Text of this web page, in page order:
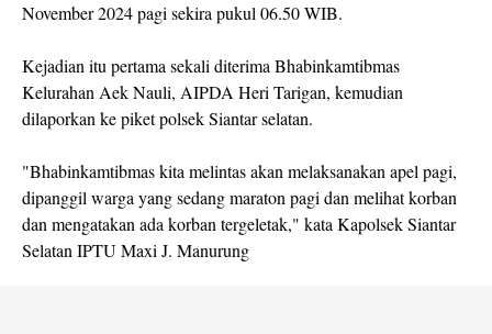
November 2024 pagi sekira pukul 06.50 WIB.
Kejadian itu pertama sekali diterima Bhabinkamtibmas
Kelurahan Aek Nauli, AIPDA Heri Tarigan, kemudian
dilaporkan ke piket polsek Siantar selatan.
"Bhabinkamtibmas kita melintas akan melaksanakan apel pagi,
dipanggil warga yang sedang maraton pagi dan melihat korban
dan mengatakan ada korban tergeletak," kata Kapolsek Siantar
Selatan IPTU Maxi J. Manurung